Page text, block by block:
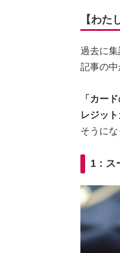
【わ
過去に
記事の中
「カー
レジッ
そうに
1：ス